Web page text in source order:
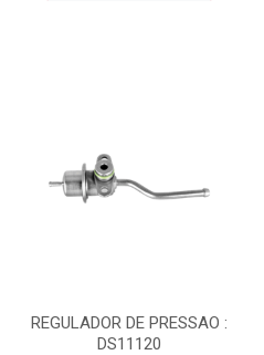
REGULADOR DE PRESSAO :
DS11120